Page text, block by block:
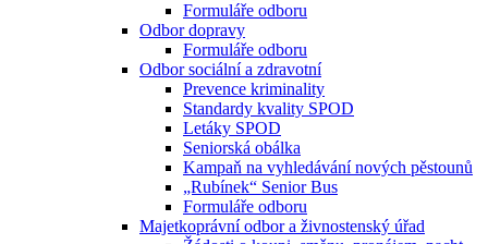
Formuláře odboru
Odbor dopravy
Formuláře odboru
Odbor sociální a zdravotní
Prevence kriminality
Standardy kvality SPOD
Letáky SPOD
Seniorská obálka
Kampaň na vyhledávání nových pěstounů
„Rubínek“ Senior Bus
Formuláře odboru
Majetkoprávní odbor a živnostenský úřad